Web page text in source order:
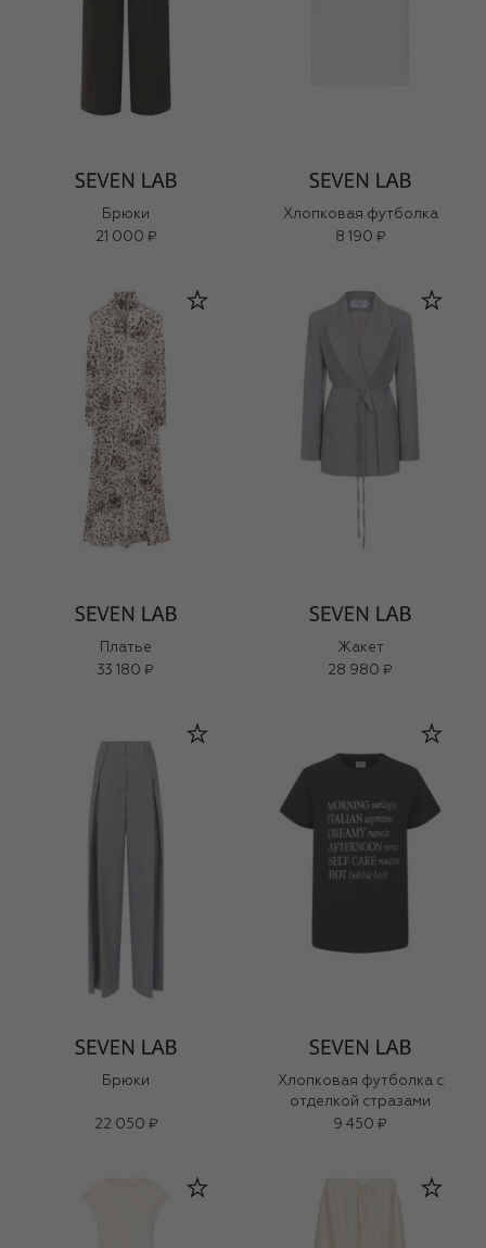
Брюки
21 000 ₽
Хлопковая футболка
8 190 ₽
Платье
33 180 ₽
Жакет
28 980 ₽
Брюки
22 050 ₽
Хлопковая футболка с
отделкой стразами
9 450 ₽